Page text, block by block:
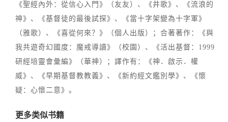
《聖經內外：從信心入門》（友友）、《井歌》、《流浪的
神》、《基督徒的最後試探》、《當十字架變為十字軍》
（雅歌）、《喜從何來？》（個人出版）；合著著作：《與
我共遊奇幻國度：魔戒導讀》（校園）、《活出基督：1999
研經培靈會彙編》（華神）；譯作有：《神．啟示．權
威》、《早期基督教教義》、《新約經文鑑別學》、《懷
疑：心懷二意》。
更多类似书籍